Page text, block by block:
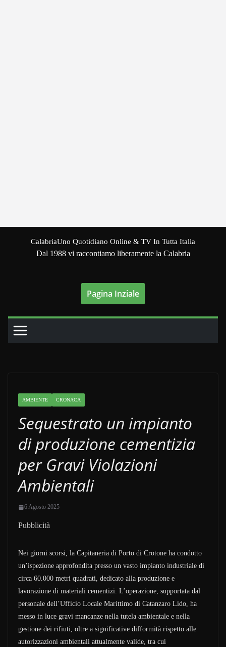
CalabriaUno Quotidiano Online & TV In Tutta Italia
Dal 1988 vi raccontiamo liberamente la Calabria
Pagina Inziale
AMBIENTE CRONACA
Sequestrato un impianto
di produzione cementizia
per Gravi Violazioni
Ambientali
6 Agosto 2025
Pubblicità
Nei giorni scorsi, la Capitaneria di Porto di Crotone ha condotto
un’ispezione approfondita presso un vasto impianto industriale di
circa 60.000 metri quadrati, dedicato alla produzione e
lavorazione di materiali cementizi. L’operazione, supportata dal
personale dell’Ufficio Locale Marittimo di Catanzaro Lido, ha
messo in luce gravi mancanze nella tutela ambientale e nella
gestione dei rifiuti, oltre a significative difformità rispetto alle
autorizzazioni ambientali attualmente valide, tra cui